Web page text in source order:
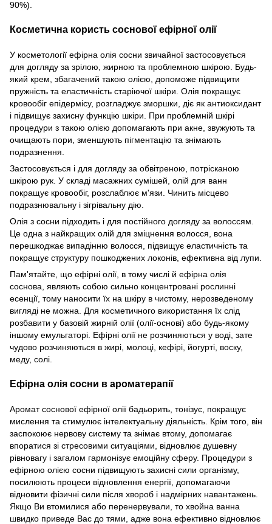
90%).
Косметична користь соснової ефірної олії
У косметології ефірна олія сосни звичайної застосовується
для догляду за зрілою, жирною та проблемною шкірою. Будь-
який крем, збагачений такою олією, допоможе підвищити
пружність та еластичність старіючої шкіри. Олія покращує
кровообіг епідермісу, розгладжує зморшки, діє як антиоксидант
і підвищує захисну функцію шкіри. При проблемній шкірі
процедури з такою олією допомагають при акне, звужують та
очищають пори, зменшують пігментацію та знімають
подразнення.
Застосовується і для догляду за обвітреною, потрісканою
шкірою рук. У складі масажних сумішей, олій для ванн
покращує кровообіг, розслаблює м'язи. Чинить місцево
подразнювальну і зігрівальну дію.
Олія з сосни підходить і для постійного догляду за волоссям.
Це одна з найкращих олій для зміцнення волосся, вона
перешкоджає випадінню волосся, підвищує еластичність та
покращує структуру пошкоджених локонів, ефективна від лупи.
Пам'ятайте, що ефірні олії, в тому числі й ефірна олія
соснова, являють собою сильно концентровані рослинні
есенції, тому наносити їх на шкіру в чистому, нерозведеному
вигляді не можна. Для косметичного використання їх слід
розбавити у базовій жирній олії (олії-основі) або будь-якому
іншому емульгаторі. Ефірні олії не розчиняються у воді, зате
чудово розчиняються в жирі, молоці, кефірі, йогурті, воску,
меду, солі.
Ефірна олія сосни в ароматерапії
Аромат соснової ефірної олії бадьорить, тонізує, покращує
мислення та стимулює інтелектуальну діяльність. Крім того, він
заспокоює нервову систему та знімає втому, допомагає
впоратися зі стресовими ситуаціями, відновлює душевну
рівновагу і загалом гармонізує емоційну сферу. Процедури з
ефірною олією сосни підвищують захисні сили організму,
посилюють процеси відновлення енергії, допомагаючи
відновити фізичні сили після хвороб і надмірних навантажень.
Якщо Ви втомилися або перенервували, то хвойна ванна
швидко приведе Вас до тями, адже вона ефективно відновлює